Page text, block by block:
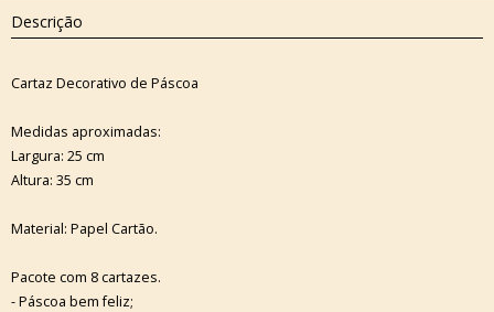
Descrição
Cartaz Decorativo de Páscoa
Medidas aproximadas:
Largura: 25 cm
Altura: 35 cm
Material: Papel Cartão.
Pacote com 8 cartazes.
- Páscoa bem feliz;